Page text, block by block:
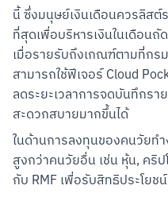
นี้ ซึ่งมนุษย์เงินเดือนควรลิสต์
ที่สุดเพื่อบริหารเงินในเดือนถั
เมื่อรายรับถึงเกณฑ์ตามที่กร
สามารถใช้ฟีเจอร์ Cloud
ลดระยะเวลาการจดบันทึกร
สะดวกสบายมากขึ้นได้
ในด้านการลงทุนของคนวัยท
สูงกว่าคนวัยอื่น เช่น หุ้น, คริ
กับ RMF เพื่อรับสิทธิประโย